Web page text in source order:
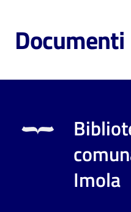
puoi
Documenti
Imola